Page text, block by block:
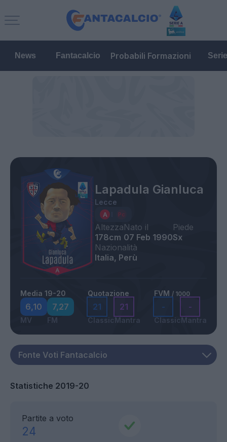
News Fantacalcio Probabili Formazioni
Lapadula Gianluca
Lecce
Altezza
178cm
Nato il
07 Feb 1990
Piede
Sx
Nazionalità
Italia, Perù
Media 19-20
6,10
MV
7,27
FM
Quotazione
21
Classic
21
Mantra
FVM / 1000
-
Classic
-
Mantra
Statistiche 2019-20
Partite a voto
24